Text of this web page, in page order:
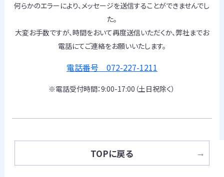
何らかのエラーにより、メッセージを送信することができませんでし
た。
大変お手数ですが、時間をおいて再度送信いただくか、弊社までお
電話にてご連絡をお願いいたします。
電話番号 072-227-1211
※電話受付時間：9:00-17:00（土日祝除く）
TOPに戻る